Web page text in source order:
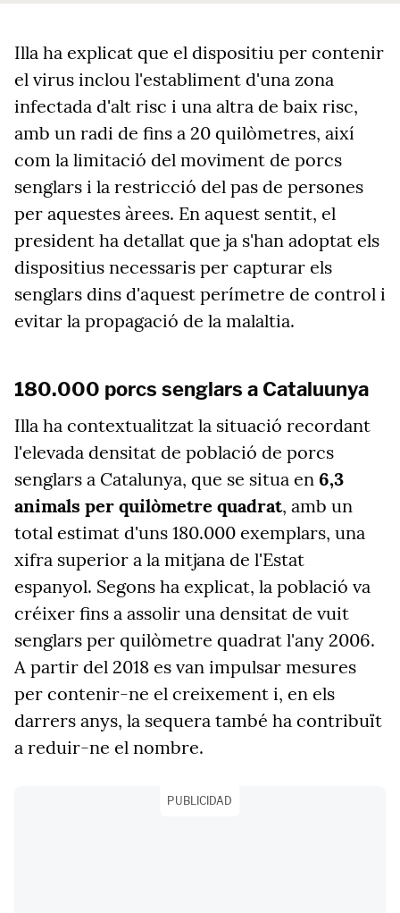
Illa ha explicat que el dispositiu per contenir
el virus inclou l'establiment d'una zona
infectada d'alt risc i una altra de baix risc,
amb un radi de fins a 20 quilòmetres, així
com la limitació del moviment de porcs
senglars i la restricció del pas de persones
per aquestes àrees. En aquest sentit, el
president ha detallat que ja s'han adoptat els
dispositius necessaris per capturar els
senglars dins d'aquest perímetre de control i
evitar la propagació de la malaltia.
180.000 porcs senglars a Cataluunya
Illa ha contextualitzat la situació recordant
l'elevada densitat de població de porcs
senglars a Catalunya, que se situa en 6,3
animals per quilòmetre quadrat, amb un
total estimat d'uns 180.000 exemplars, una
xifra superior a la mitjana de l'Estat
espanyol. Segons ha explicat, la població va
créixer fins a assolir una densitat de vuit
senglars per quilòmetre quadrat l'any 2006.
A partir del 2018 es van impulsar mesures
per contenir-ne el creixement i, en els
darrers anys, la sequera també ha contribuït
a reduir-ne el nombre.
PUBLICIDAD